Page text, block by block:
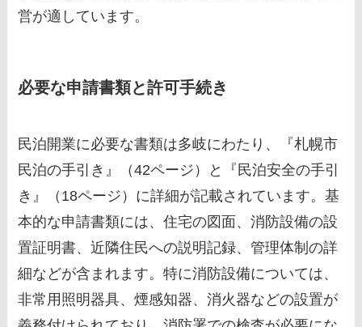
営が適しています。
必要な申請書類と許可手続き
民泊開業に必要な書類は多岐にわたり、『札幌市
民泊の手引き』（42ページ）と『民泊安全の手引
き』（18ページ）に詳細が記載されています。基
本的な申請書類には、住宅の図面、消防設備の設
置証明書、近隣住民への説明記録、管理体制の詳
細などが含まれます。特に消防設備については、
非常用照明器具、煙感知器、消火器などの設置が